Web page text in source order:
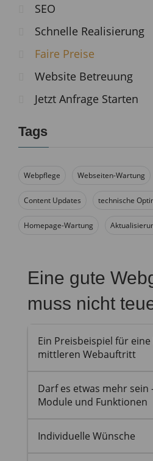
SEO
Schnelle Realisierung
Faire Preise
Website Betreuung
Jetzt Anfrage Starten
Tags
Webpflege Webseiten-Wartung
Content Updates technische
Homepage-Wartung
Eine gute
muss nicht
Ein Preisbeispiel für
mittleren Webauftritt
Die Webseite besteht
mit Kontaktformular.
beinhaltet ein Content
Darf es etwas mehr sein
Module und Funktionen
zusätzliche Module
Individuelle Wünsche